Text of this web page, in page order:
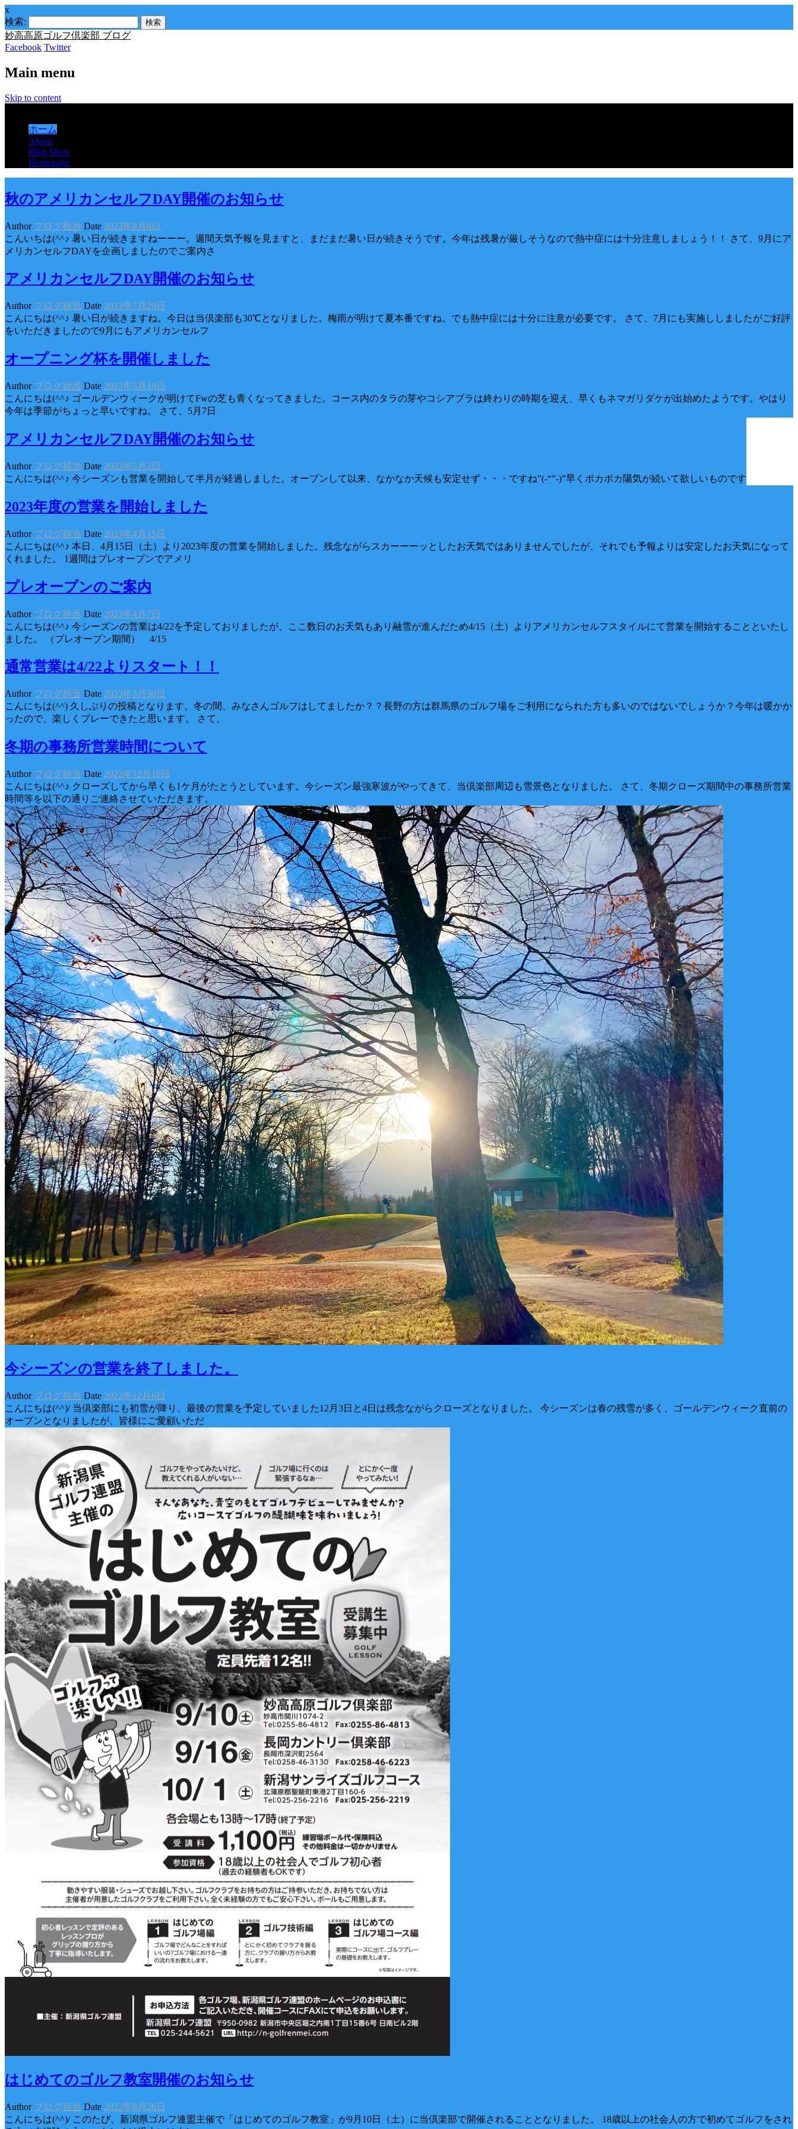
x
検索:
妙高高原ゴルフ倶楽部 ブログ
Facebook Twitter
Main menu
Skip to content
ホーム
About
Blog Mura
Homepage
秋のアメリカンセルフDAY開催のお知らせ
Author ブログ担当 Date 2023年8月8日
こんいちは(^^♪ 暑い日が続きますねーーー。週間天気予報を見ますと、まだまだ暑い日が続きそうです。今年は残暑が厳しそうなので熱中症には十分注意しましょう！！ さて、9月にア
メリカンセルフDAYを企画しましたのでご案内さ
アメリカンセルフDAY開催のお知らせ
Author ブログ担当 Date 2023年7月29日
こんにちは(^^♪ 暑い日が続きますね。今日は当倶楽部も30℃となりました。梅雨が明けて夏本番ですね。でも熱中症には十分に注意が必要です。 さて、7月にも実施ししましたがご好評
をいただきましたので9月にもアメリカンセルフ
オープニング杯を開催しました
Author ブログ担当 Date 2023年5月10日
こんにちは(^^♪ ゴールデンウィークが明けてFwの芝も青くなってきました。コース内のタラの芽やコシアブラは終わりの時期を迎え、早くもネマガリダケが出始めたようです。やはり
今年は季節がちょっと早いですね。 さて、5月7日
アメリカンセルフDAY開催のお知らせ
Author ブログ担当 Date 2023年5月2日
こんにちは(^^♪ 今シーズンも営業を開始して半月が経過しました。オープンして以来、なかなか天候も安定せず・・・ですね”(-“”-)”早くポカポカ陽気が続いて欲しいものです
2023年度の営業を開始しました
Author ブログ担当 Date 2023年4月15日
こんにちは(^^♪ 本日、4月15日（土）より2023年度の営業を開始しました。残念ながらスカーーーッとしたお天気ではありませんでしたが、それでも予報よりは安定したお天気になって
くれました。 1週間はプレオープンでアメリ
プレオープンのご案内
Author ブログ担当 Date 2023年4月7日
こんにちは(^^♪ 今シーズンの営業は4/22を予定しておりましたが、ここ数日のお天気もあり融雪が進んだため4/15（土）よりアメリカンセルフスタイルにて営業を開始することといたし
ました。 （プレオープン期間） 4/15
通常営業は4/22よりスタート！！
Author ブログ担当 Date 2023年3月30日
こんにちは(^^) 久しぶりの投稿となります。冬の間、みなさんゴルフはしてましたか？？長野の方は群馬県のゴルフ場をご利用になられた方も多いのではないでしょうか？今年は暖かか
ったので、楽しくプレーできたと思います。 さて、
冬期の事務所営業時間について
Author ブログ担当 Date 2022年12月19日
こんにちは(^^♪ クローズしてから早くも1ケ月がたとうとしています。今シーズン最強寒波がやってきて、当倶楽部周辺も雪景色となりました。 さて、冬期クローズ期間中の事務所営業
時間等を以下の通りご連絡させていただきます。
今シーズンの営業を終了しました。
Author ブログ担当 Date 2022年12月6日
こんにちは(^^)/ 当倶楽部にも初雪が降り、最後の営業を予定していました12月3日と4日は残念ながらクローズとなりました。 今シーズンは春の残雪が多く、ゴールデンウィーク直前の
オープンとなりましたが、皆様にご愛顧いただ
はじめてのゴルフ教室開催のお知らせ
Author ブログ担当 Date 2022年8月26日
こんにちは(^^)/ このたび、新潟県ゴルフ連盟主催で「はじめてのゴルフ教室」が9月10日（土）に当倶楽部で開催されることとなりました。 18歳以上の社会人の方で初めてゴルフをされ